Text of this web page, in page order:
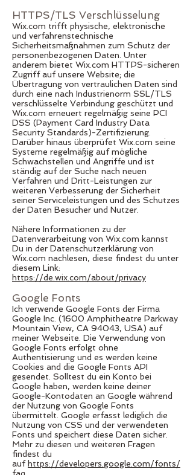
HTTPS/TLS Verschlüsselung
Wix.com trifft physische, elektronische
und verfahrenstechnische
Sicherheitsmaßnahmen zum Schutz der
personenbezogenen Daten. Unter
anderem bietet Wix.com HTTPS-sicheren
Zugriff auf unsere Website; die
Übertragung von vertraulichen Daten sind
durch eine nach Industrienorm SSL/TLS
verschlüsselte Verbindung geschützt und
Wix.com erneuert regelmäßig seine PCI
DSS (Payment Card Industry Data
Security Standards)-Zertifizierung.
Darüber hinaus überprüfet Wix.com seine
Systeme regelmäßig auf mögliche
Schwachstellen und Angriffe und ist
ständig auf der Suche nach neuen
Verfahren und Dritt-Leistungen zur
weiteren Verbesserung der Sicherheit
seiner Serviceleistungen und des Schutzes
der Daten Besucher und Nutzer.
Nähere Informationen zu der
Datenverarbeitung von Wix.com kannst
Du in der Datenschutzerklärung von
Wix.com nachlesen, diese findest du unter
diesem Link:
https://de.wix.com/about/privacy
Google Fonts
Ich verwende Google Fonts der Firma
Google Inc. (1600 Amphitheatre Parkway
Mountain View, CA 94043, USA) auf
meiner Webseite. Die Verwendung von
Google Fonts erfolgt ohne
Authentisierung und es werden keine
Cookies and die Google Fonts API
gesendet. Solltest du ein Konto bei
Google haben, werden keine deiner
Google-Kontodaten an Google während
der Nutzung von Google Fonts
übermittelt. Google erfasst lediglich die
Nutzung von CSS und der verwendeten
Fonts und speichert diese Daten sicher.
Mehr zu diesen und weiteren Fragen
findest du
auf https://developers.google.com/fonts/